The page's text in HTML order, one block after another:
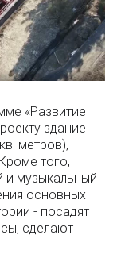
«Развитие
здание
метров),
того,
и музыкальный
основных
- посадят
сделают